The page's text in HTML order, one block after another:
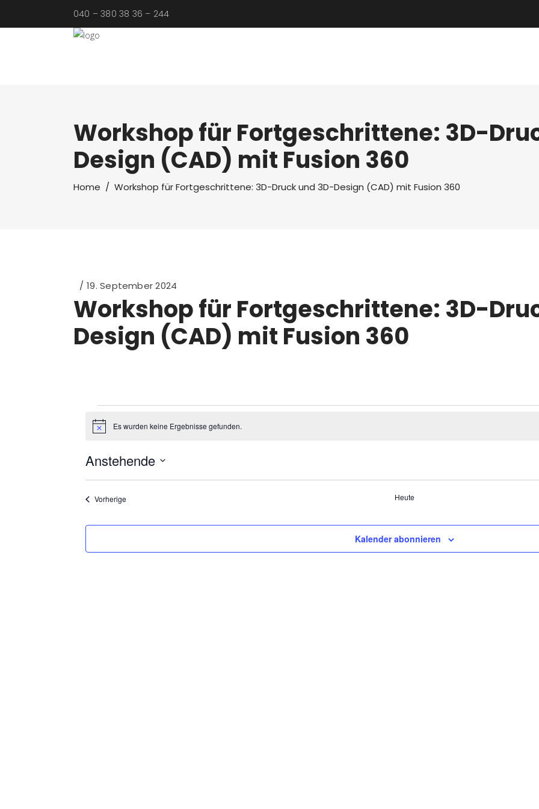
040 – 380 38 36 – 244
Workshop für Fortgeschrittene: 3D-
Design (CAD) mit Fusion 360
Home / Workshop für Fortgeschrittene: 3D-Druck und 3D-Design (CAD) mit Fusion 360
19. September 2024
Workshop für Fortgeschrittene: 3D-
Design (CAD) mit Fusion 360
Veranstaltungen
HinweisEs wurden keine Ergebnisse gefunden.
Anstehende
Datum
VorherigeVeranstaltungen Heute
Kalender abonnieren